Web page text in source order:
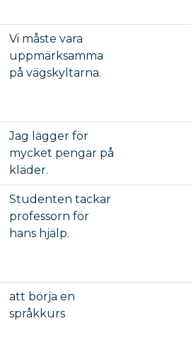
Vi måste vara
uppmärksamma
på vägskyltarna.
Jag lägger för
mycket pengar på
kläder.
Studenten tackar
professorn för
hans hjälp.
att börja en
språkkurs